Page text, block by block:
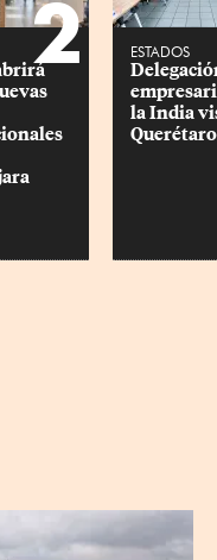
2 ESTADOS
la India
Querétaro